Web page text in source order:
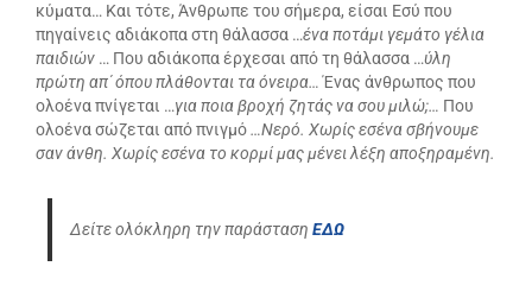
κύματα… Και τότε, Άνθρωπε του σήμερα, είσαι Εσύ που
πηγαίνεις αδιάκοπα στη θάλασσα …ένα ποτάμι γεμάτο γέλια
παιδιών … Που αδιάκοπα έρχεσαι από τη θάλασσα …ύλη
πρώτη απ΄ όπου πλάθονται τα όνειρα…Ένας άνθρωπος που
ολοένα πνίγεται …για ποια βροχή ζητάς να σου μιλώ;… Που
ολοένα σώζεται από πνιγμό…Νερό. Χωρίς εσένα σβήνουμε
σαν άνθη. Χωρίς εσένα το κορμί μας μένει λέξη αποξηραμένη.
Δείτε ολόκληρη την παράσταση ΕΔΩ